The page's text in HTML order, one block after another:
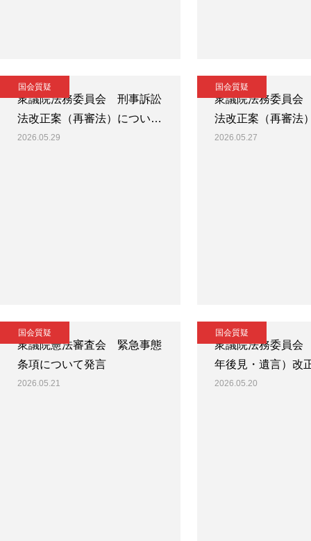
国会質疑
衆議院法務委員会 刑事訴訟
法改正案（再審法）につい…
2026.05.29
国会質疑
衆議院法務委員
法改正案（再審法
2026.05.27
国会質疑
衆議院憲法審査会 緊急事態
条項について発言
2026.05.21
国会質疑
衆議院法務委員
年後見・遺言）改
2026.05.20